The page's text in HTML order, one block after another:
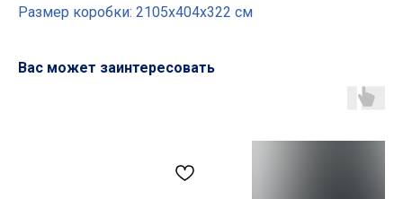
Размер коробки: 2105х404х322 см
Вас может заинтересовать